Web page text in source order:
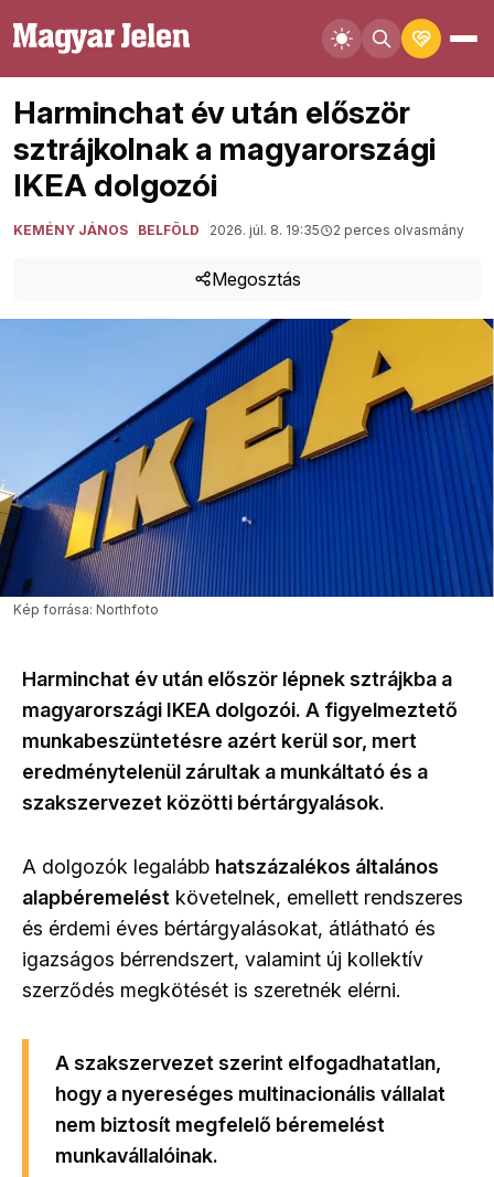
Harminchat év után először
sztrájkolnak a magyarországi
IKEA dolgozói
KEMÉNY JÁNOS BELFÖLD 2026. júl. 8. 19:35 2 perces olvasmány
Megosztás
Kép forrása: Northfoto
Harminchat év után először lépnek sztrájkba a
magyarországi IKEA dolgozói. A figyelmeztető
munkabeszüntetésre azért kerül sor, mert
eredménytelenül zárultak a munkáltató és a
szakszervezet közötti bértárgyalások.
A dolgozók legalább hatszázalékos általános
alapbéremelést követelnek, emellett rendszeres
és érdemi éves bértárgyalásokat, átlátható és
igazságos bérrendszert, valamint új kollektív
szerződés megkötését is szeretnék elérni.
A szakszervezet szerint elfogadhatatlan,
hogy a nyereséges multinacionális vállalat
nem biztosít megfelelő béremelést
munkavállalóinak.